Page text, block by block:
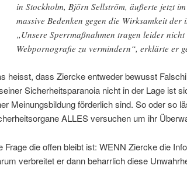
in Stockholm, Björn Sellström, äußerte jetzt
massive Bedenken gegen die Wirksamkeit
„Unsere Sperrmaßnahmen tragen leider
Webpornografie zu vermindern“, erklärte er
heisst, dass Ziercke entweder bewusst
Sicherheitsparanoia nicht in der Lage ist
Meinungsbildung förderlich sind. So oder so
ALLES versuchen um ihr
Frage die offen bleibt ist: WENN Ziercke die
verbreitet er dann beharrlich diese